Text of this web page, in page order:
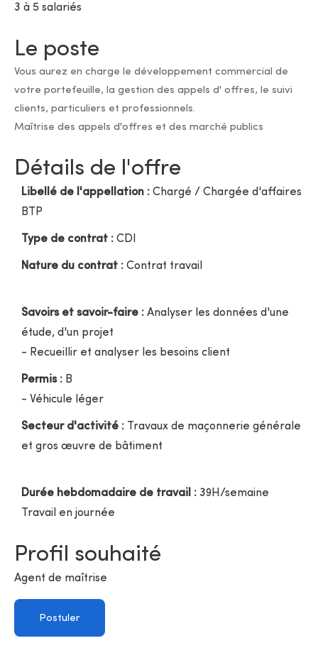
3 à 5 salariés
Le poste
Vous aurez en charge le développement commercial de
votre portefeuille, la gestion des appels d' offres, le suivi
clients, particuliers et professionnels.
Maîtrise des appels d'offres et des marché publics
Détails de l'offre
Libellé de l'appellation : Chargé / Chargée d'affaires
BTP
Type de contrat : CDI
Nature du contrat : Contrat travail
Savoirs et savoir-faire : Analyser les données d'une
étude, d'un projet
- Recueillir et analyser les besoins client
Permis : B
- Véhicule léger
Secteur d'activité : Travaux de maçonnerie générale
et gros œuvre de bâtiment
Durée hebdomadaire de travail : 39H/semaine
Travail en journée
Profil souhaité
Agent de maîtrise
Postuler